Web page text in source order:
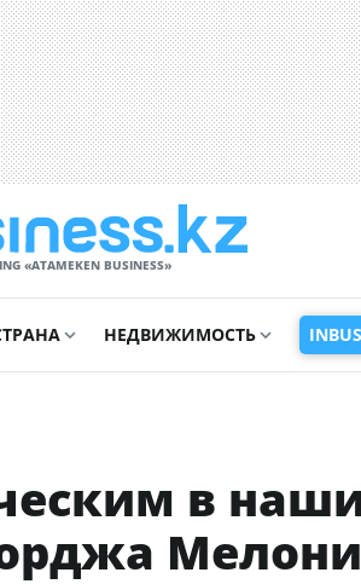
«ATAMEKЕN BUSINESS»
НЕДВИЖИМОСТЬ
в
Мелони